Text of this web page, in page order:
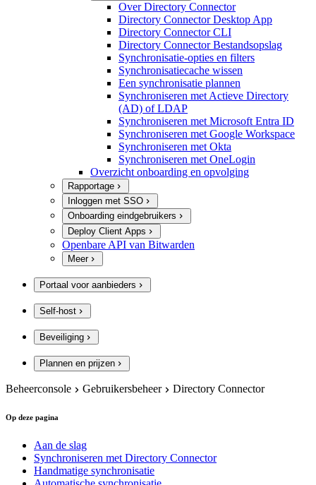
Over Directory Connector
Directory Connector Desktop App
Directory Connector CLI
Directory Connector Bestandsopslag
Synchronisatie-opties en filters
Synchronisatiecache wissen
Een synchronisatie plannen
Synchroniseren met Actieve Directory
(AD) of LDAP
Synchroniseren met Microsoft Entra ID
Synchroniseren met Google Workspace
Synchroniseren met Okta
Synchroniseren met OneLogin
Overzicht onboarding en opvolging
Rapportage
Inloggen met SSO
Onboarding eindgebruikers
Deploy Client Apps
Openbare API van Bitwarden
Meer
Portaal voor aanbieders
Self-host
Beveiliging
Plannen en prijzen
Beheerconsole Gebruikersbeheer Directory Connector
Op deze pagina
Aan de slag
Synchroniseren met Directory Connector
Handmatige synchronisatie